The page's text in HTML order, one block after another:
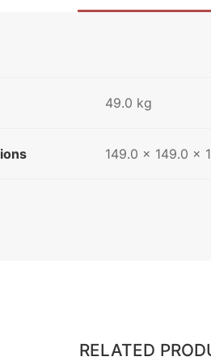
49.0 kg
149.0 × 149.0 ×
RELATED